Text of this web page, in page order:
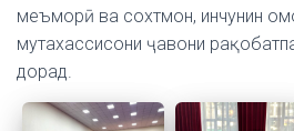
меъморӣ ва сохтмон, инчунин
мутахассисони ҷавони
дорад.